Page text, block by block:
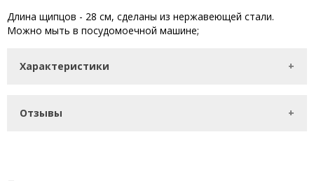
Длина щипцов - 28 см, сделаны из нержавеющей стали.
Можно мыть в посудомоечной машине;
Характеристики
Отзывы